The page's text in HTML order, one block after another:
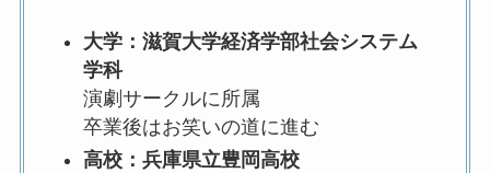
大学：滋賀大学経済学部社会システム
学科
演劇サークルに所属
卒業後はお笑いの道に進む
高校：兵庫県立豊岡高校